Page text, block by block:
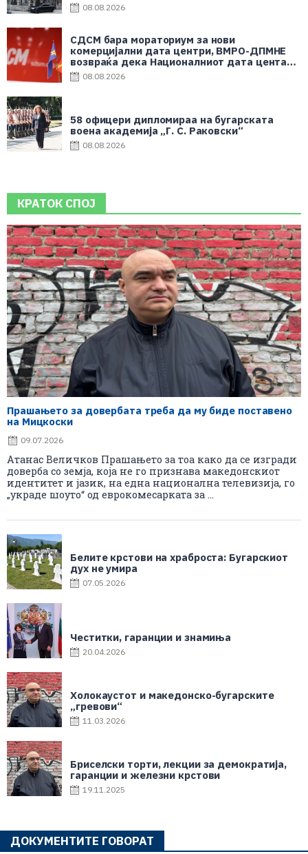
08.08.2026
СДСМ бара мораториум за нови
комерцијални дата центри, ВМРО-ДПМНЕ
возвраќа дека Националниот дата центар
е во корист на граѓаните
08.08.2026
58 офицери дипломираа на бугарската
воена академија „Г. С. Раковски“
08.08.2026
КРАТОК СПОЈ
Прашањето за довербата треба да му биде поставено
на Мицкоски
09.07.2026
Атанас Величков Прашањето за тоа како да се изгради
доверба со земја, која не го признава македонскиот
идентитет и јазик, на една национална телевизија, го
„украде шоуто“ од еврокомесарката за ...
Белите крстови на храброста: Бугарскиот
дух не умира
07.05.2026
Честитки, гаранции и знамиња
20.04.2026
Холокаустот и македонско-бугарските
„гревови“
11.03.2026
Бриселски торти, лекции за демократија,
гаранции и железни крстови
19.11.2025
ДОКУМЕНТИТЕ ГОВОРАТ